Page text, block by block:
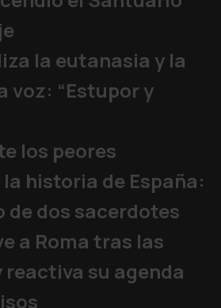
la eutanasia y la
voz: “Estupor y
los peores
historia de España:
dos sacerdotes
a Roma tras las
reactiva su agenda